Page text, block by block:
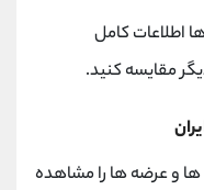
اطلاعات کامل
مقایسه کنید.
ها و عرضه ها را مشاهده